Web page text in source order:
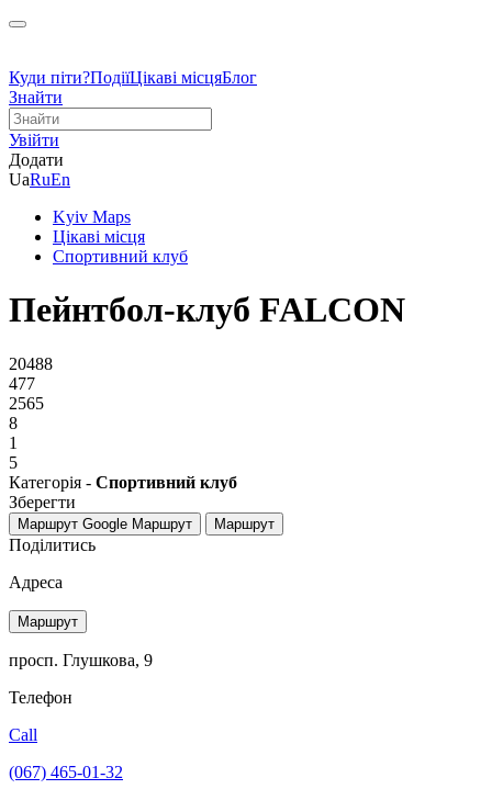
Куди піти?ПодіїЦікаві місцяБлог
Знайти
Увійти
Додати
UaRuEn
Kyiv Maps
Цікаві місця
Спортивний клуб
Пейнтбол-клуб FALCON
20488
477
2565
8
1
5
Категорія - Спортивний клуб
Зберегти
Маршрут Google Маршрут Маршрут
Поділитись
Адреса
Маршрут
просп. Глушкова, 9
Телефон
Call
(067) 465-01-32